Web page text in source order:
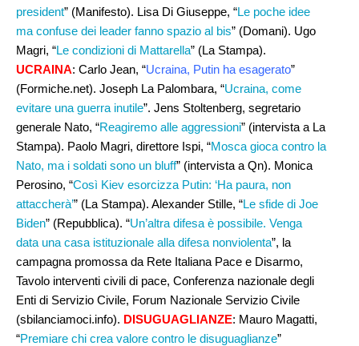
president” (Manifesto). Lisa Di Giuseppe, “Le poche idee
ma confuse dei leader fanno spazio al bis” (Domani). Ugo
Magri, “Le condizioni di Mattarella” (La Stampa).
UCRAINA: Carlo Jean, “Ucraina, Putin ha esagerato”
(Formiche.net). Joseph La Palombara, “Ucraina, come
evitare una guerra inutile”. Jens Stoltenberg, segretario
generale Nato, “Reagiremo alle aggressioni” (intervista a La
Stampa). Paolo Magri, direttore Ispi, “Mosca gioca contro la
Nato, ma i soldati sono un bluff” (intervista a Qn). Monica
Perosino, “Così Kiev esorcizza Putin: ‘Ha paura, non
attaccherà’” (La Stampa). Alexander Stille, “Le sfide di Joe
Biden” (Repubblica). “Un’altra difesa è possibile. Venga
data una casa istituzionale alla difesa nonviolenta”, la
campagna promossa da Rete Italiana Pace e Disarmo,
Tavolo interventi civili di pace, Conferenza nazionale degli
Enti di Servizio Civile, Forum Nazionale Servizio Civile
(sbilanciamoci.info). DISUGUAGLIANZE: Mauro Magatti,
“Premiare chi crea valore contro le disuguaglianze”